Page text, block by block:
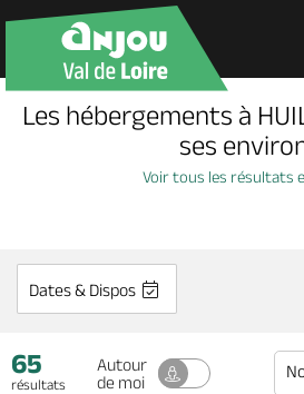
Découvrir
Agenda
Dormir, manger
Les hébergements à
ses
Voir tous les résultats
Dates & Dispos
65
résultats
Autour
de moi